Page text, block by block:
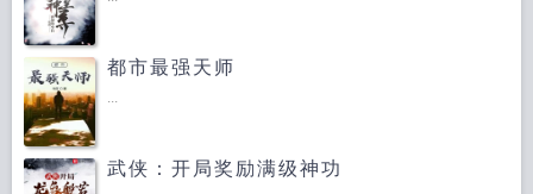
都市最强天师
...
武侠：开局奖励满级神功